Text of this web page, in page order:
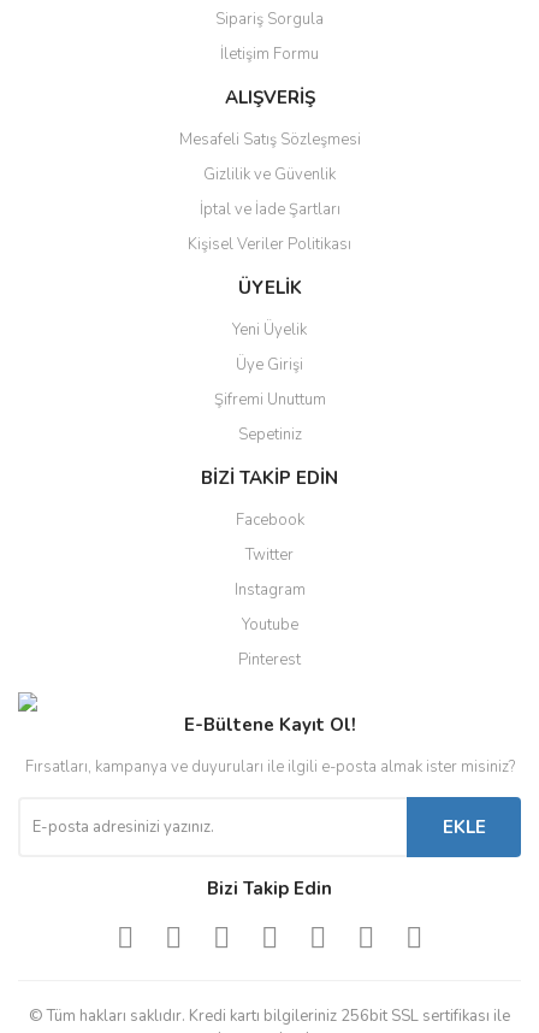
Ürün fiyatı diğer sitelerden daha pahalı.
Bu ürüne benzer farklı alternatifler olmalı.
Gönder
Sipariş Sorgula
İletişim Formu
ALIŞVERİŞ
Mesafeli Satış Sözleşmesi
Gizlilik ve Güvenlik
İptal ve İade Şartları
Kişisel Veriler Politikası
ÜYELİK
Yeni Üyelik
Üye Girişi
Şifremi Unuttum
Sepetiniz
BİZİ TAKİP EDİN
Facebook
Twitter
Instagram
Youtube
Pinterest
E-Bültene Kayıt Ol!
Fırsatları, kampanya ve duyuruları ile ilgili e-posta almak ister misiniz?
EKLE
Bizi Takip Edin
© Tüm hakları saklıdır. Kredi kartı bilgileriniz 256bit SSL sertifikası ile